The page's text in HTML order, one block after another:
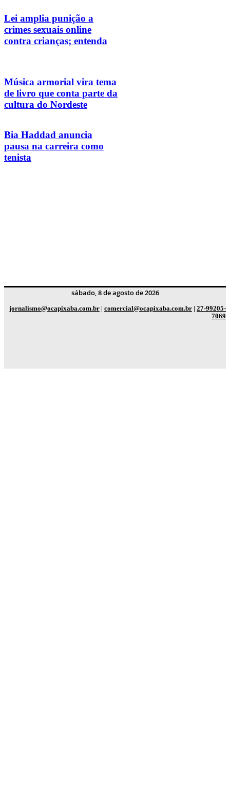
Lei amplia punição a
crimes sexuais online
contra crianças; entenda
Música armorial vira tema
de livro que conta parte da
cultura do Nordeste
Bia Haddad anuncia
pausa na carreira como
tenista
sábado, 8 de agosto de 2026
jornalismo@ocapixaba.com.br | comercial@ocapixaba.com.br | 27-99205-
7069